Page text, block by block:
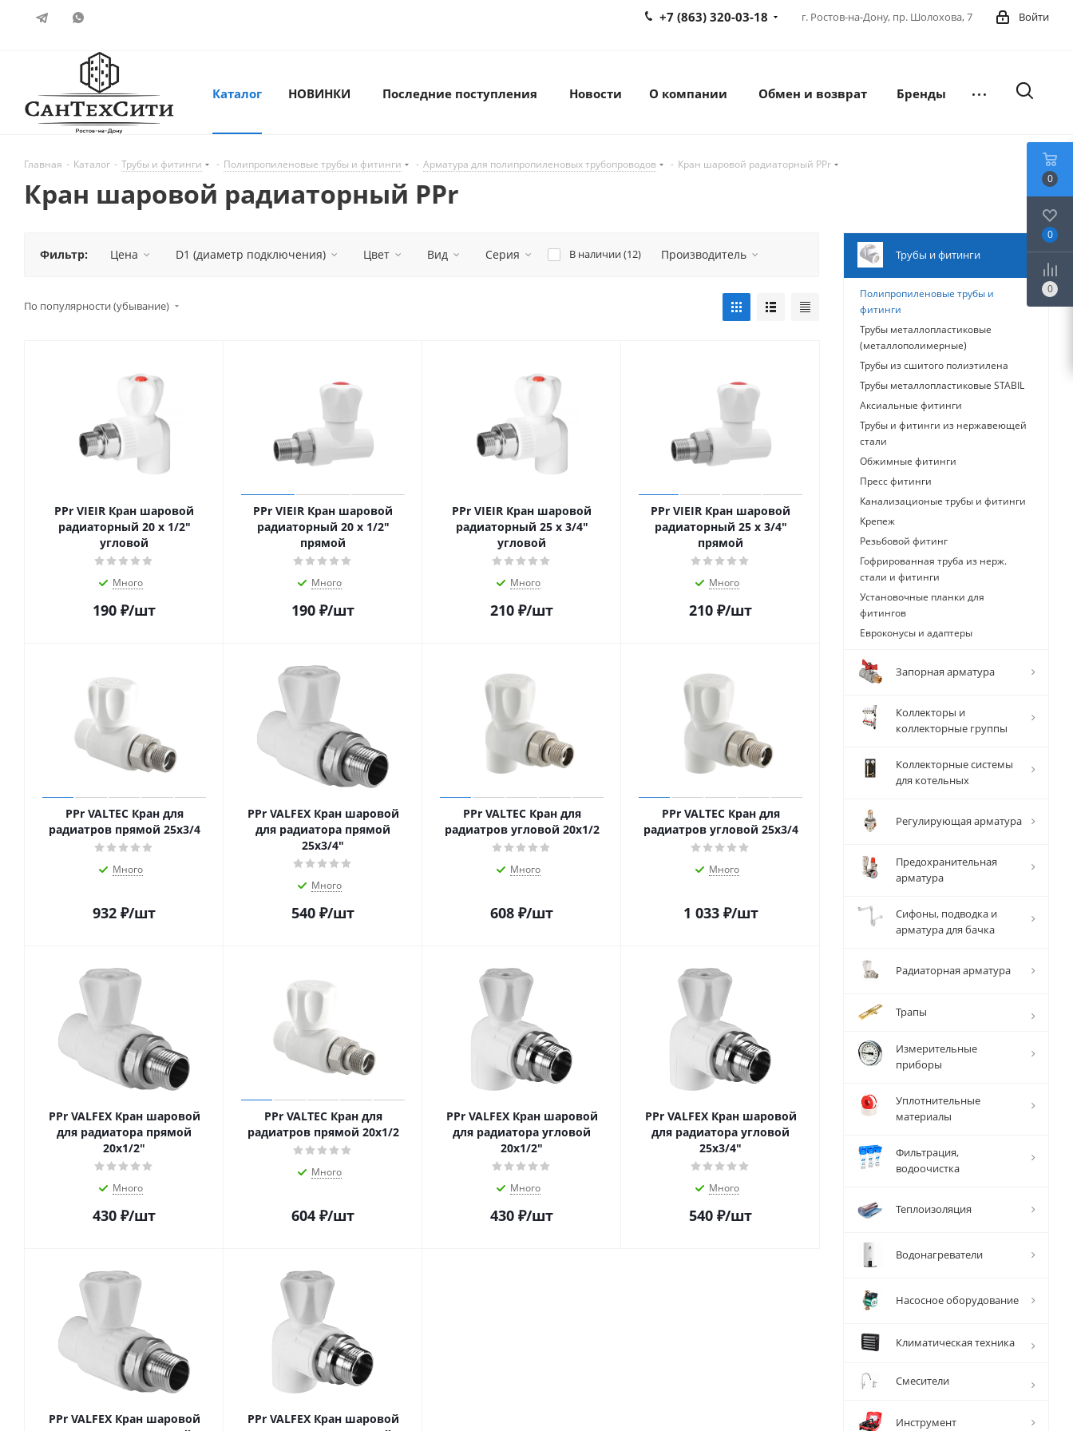
Войти
г. Ростов-на-Дону, пр. Шолохова, 7
+7 (863) 320-03-18
Каталог НОВИНКИ Последние поступления Новости О компании Обмен и возврат Бренды
Главная - Каталог - Трубы и фитинги - Полипропиленовые трубы и фитинги - Арматура для полипропиленовых трубопроводов - Кран шаровой радиаторный PPr
Кран шаровой радиаторный PPr
Фильтр: Цена D1 (диаметр подключения) Цвет Вид Серия В наличии (12) Производитель
По популярности (убывание)
PPr VIEIR Кран шаровой
радиаторный 20 х 1/2"
угловой
Много
190 ₽/шт
PPr VIEIR Кран шаровой
радиаторный 20 х 1/2"
прямой
Много
190 ₽/шт
PPr VIEIR Кран шаровой
радиаторный 25 х 3/4"
угловой
Много
210 ₽/шт
PPr VIEIR Кран шаровой
радиаторный 25 х 3/4"
прямой
Много
210 ₽/шт
PPr VALTEC Кран для
радиатров прямой 25х3/4
Много
932 ₽/шт
PPr VALFEX Кран шаровой
для радиатора прямой
25х3/4"
Много
540 ₽/шт
PPr VALTEC Кран для
радиатров угловой 20х1/2
Много
608 ₽/шт
PPr VALTEC Кран для
радиатров угловой 25х3/4
Много
1 033₽/шт
PPr VALFEX Кран шаровой
для радиатора прямой
20х1/2"
Много
430 ₽/шт
PPr VALTEC Кран для
радиатров прямой 20х1/2
Много
604 ₽/шт
PPr VALFEX Кран шаровой
для радиатора угловой
20х1/2"
Много
430 ₽/шт
PPr VALFEX Кран шаровой
для радиатора угловой
25х3/4"
Много
540 ₽/шт
PPr VALFEX Кран шаровой
PPr VALFEX Кран шаровой
Трубы и фитинги
Полипропиленовые трубы и
фитинги
Трубы металлопластиковые
(металлополимерные)
Трубы из сшитого полиэтилена
Трубы металлопластиковые STABIL
Аксиальные фитинги
Трубы и фитинги из нержавеющей
стали
Обжимные фитинги
Пресс фитинги
Канализационые трубы и фитинги
Крепеж
Резьбовой фитинг
Гофрированная труба из нерж.
стали и фитинги
Установочные планки для
фитингов
Евроконусы и адаптеры
Запорная арматура
Коллекторы и
коллекторные группы
Коллекторные системы
для котельных
Регулирующая арматура
Предохранительная
арматура
Сифоны, подводка и
арматура для бачка
Радиаторная арматура
Трапы
Измерительные
приборы
Уплотнительные
материалы
Фильтрация,
водоочистка
Теплоизоляция
Водонагреватели
Насосное оборудование
Климатическая техника
Смесители
Инструмент
0
0
0